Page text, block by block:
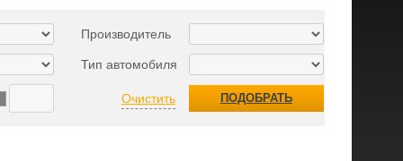
Производитель
Тип автомобиля
Очистить ПОДОБРАТЬ